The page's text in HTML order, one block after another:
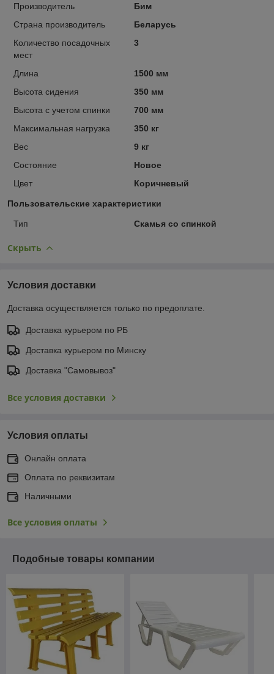
Производитель
Бим
Страна производитель
Беларусь
Количество посадочных
мест
3
Длина
1500 мм
Высота сидения
350 мм
Высота с учетом спинки
700 мм
Максимальная нагрузка
350 кг
Вес
9 кг
Состояние
Новое
Цвет
Коричневый
Пользовательские характеристики
Тип Скамья со спинкой
Скрыть
Условия доставки
Доставка осуществляется только по предоплате.
Доставка курьером по РБ
Доставка курьером по Минску
Доставка "Самовывоз"
Все условия доставки
Условия оплаты
Онлайн оплата
Оплата по реквизитам
Наличными
Все условия оплаты
Подобные товары компании